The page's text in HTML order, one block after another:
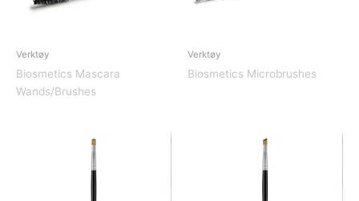
Verktøy
Biosmetics Mascara
Wands/Brushes
Verktøy
Biosmetics Microbrushes